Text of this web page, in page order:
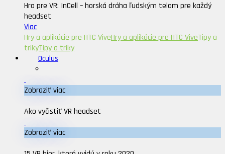
Hra pre VR: InCell – horská dráha ľudským telom pre každý
headset
Viac
Hry a aplikácie pre HTC ViveHry a aplikácie pre HTC ViveTipy a
trikyTipy a triky
Oculus
Zobraziť viac
Ako vyčistiť VR headset
Zobraziť viac